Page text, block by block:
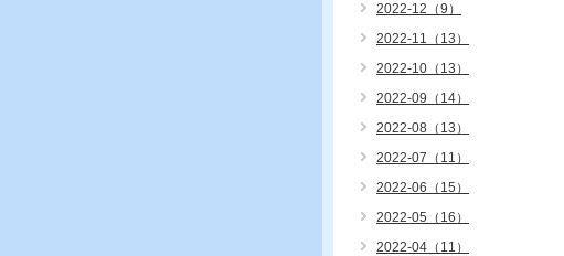
2022-12（9）
2022-11（13）
2022-10（13）
2022-09（14）
2022-08（13）
2022-07（11）
2022-06（15）
2022-05（16）
2022-04（11）